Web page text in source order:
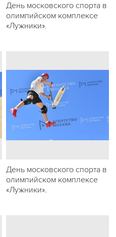
День московского спорта в
олимпийском комплексе
«Лужники».
День московского спорта в
олимпийском комплексе
«Лужники».